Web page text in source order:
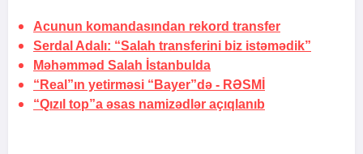
Acunun komandasından rekord transfer
Serdal Adalı: “Salah transferini biz istəmədik”
Məhəmməd Salah İstanbulda
“Real”ın yetirməsi “Bayer”də - RƏSMİ
“Qızıl top”a əsas namizədlər açıqlanıb